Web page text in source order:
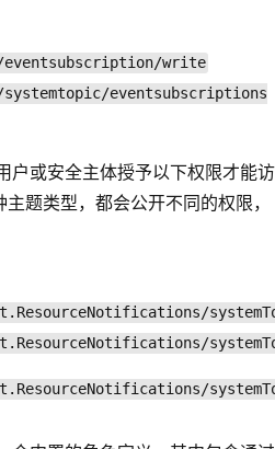
write
eventsubscriptions
户或安全主体授予以下权限才能访
题类型，都会公开不同的权限，